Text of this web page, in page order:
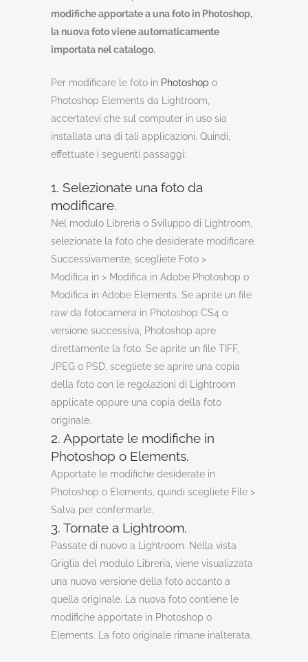
modifiche apportate a una foto in Photoshop,
la nuova foto viene automaticamente
importata nel catalogo.
Per modificare le foto in Photoshop o
Photoshop Elements da Lightroom,
accertatevi che sul computer in uso sia
installata una di tali applicazioni. Quindi,
effettuate i seguenti passaggi:
1. Selezionate una foto da
modificare.
Nel modulo Libreria o Sviluppo di Lightroom,
selezionate la foto che desiderate modificare.
Successivamente, scegliete Foto >
Modifica in > Modifica in Adobe Photoshop o
Modifica in Adobe Elements. Se aprite un file
raw da fotocamera in Photoshop CS4 o
versione successiva, Photoshop apre
direttamente la foto. Se aprite un file TIFF,
JPEG o PSD, scegliete se aprire una copia
della foto con le regolazioni di Lightroom
applicate oppure una copia della foto
originale.
2. Apportate le modifiche in
Photoshop o Elements.
Apportate le modifiche desiderate in
Photoshop o Elements, quindi scegliete File >
Salva per confermarle.
3. Tornate a Lightroom.
Passate di nuovo a Lightroom. Nella vista
Griglia del modulo Libreria, viene visualizzata
una nuova versione della foto accanto a
quella originale. La nuova foto contiene le
modifiche apportate in Photoshop o
Elements. La foto originale rimane inalterata.